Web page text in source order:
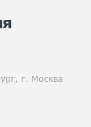
г. Москва